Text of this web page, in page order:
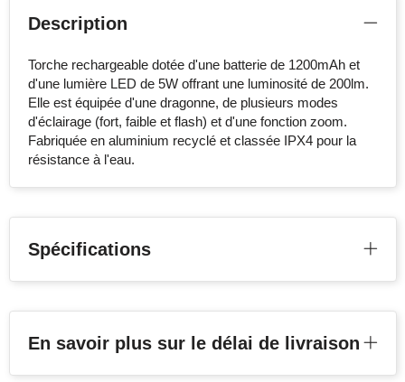
Description
Torche rechargeable dotée d'une batterie de 1200mAh et
d'une lumière LED de 5W offrant une luminosité de 200lm.
Elle est équipée d'une dragonne, de plusieurs modes
d'éclairage (fort, faible et flash) et d'une fonction zoom.
Fabriquée en aluminium recyclé et classée IPX4 pour la
résistance à l'eau.
Spécifications
En savoir plus sur le délai de livraison